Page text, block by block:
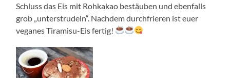
Schluss das Eis mit Rohkakao bestäuben und ebenfalls
grob „unterstrudeln“. Nachdem durchfrieren ist euer
veganes Tiramisu-Eis fertig!